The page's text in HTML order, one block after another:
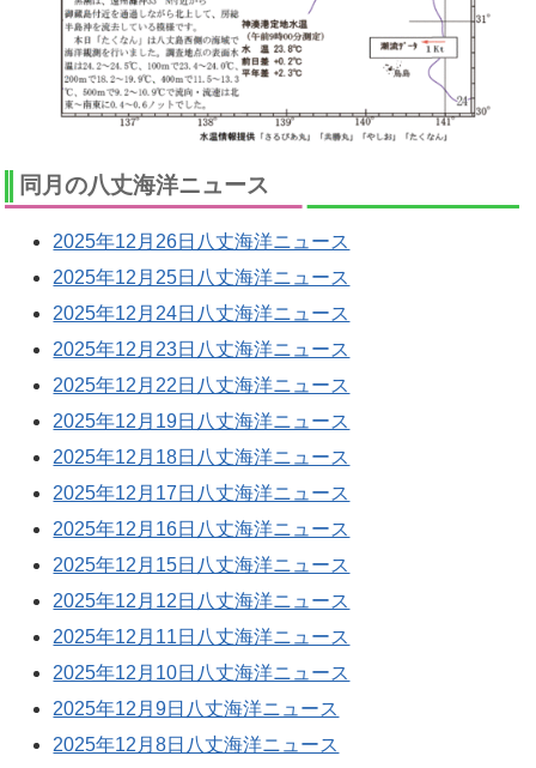
同月の八丈海洋ニュース
2025年12月26日八丈海洋ニュース
2025年12月25日八丈海洋ニュース
2025年12月24日八丈海洋ニュース
2025年12月23日八丈海洋ニュース
2025年12月22日八丈海洋ニュース
2025年12月19日八丈海洋ニュース
2025年12月18日八丈海洋ニュース
2025年12月17日八丈海洋ニュース
2025年12月16日八丈海洋ニュース
2025年12月15日八丈海洋ニュース
2025年12月12日八丈海洋ニュース
2025年12月11日八丈海洋ニュース
2025年12月10日八丈海洋ニュース
2025年12月9日八丈海洋ニュース
2025年12月8日八丈海洋ニュース